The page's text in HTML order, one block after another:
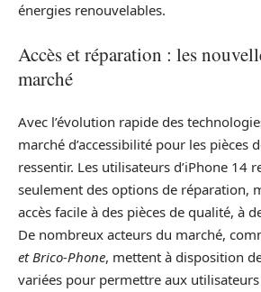
énergies renouvelables.
Accès et réparation : les
marché
Avec l’évolution rapide des
marché d’accessibilité pour les pièces
ressentir. Les utilisateurs d’iPhone 14
seulement des options de réparation,
accès facile à des pièces de qualité, à
De nombreux acteurs du marché,
et Brico-Phone, mettent à disposition
variées pour permettre aux